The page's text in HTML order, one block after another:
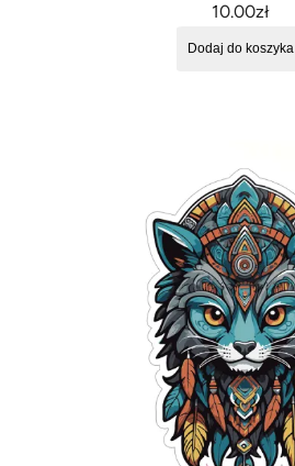
10.00zł
Dodaj do koszyka